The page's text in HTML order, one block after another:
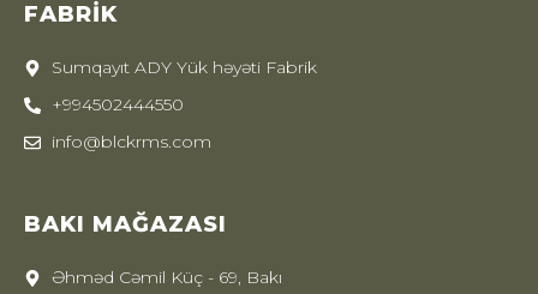
FABRIK
Sumqayıt ADY Yük həyəti Fabrik
+994502444550
info@blckrms.com
BAKI MAĞAZASI
Əhməd Cəmil Küç - 69, Bakı